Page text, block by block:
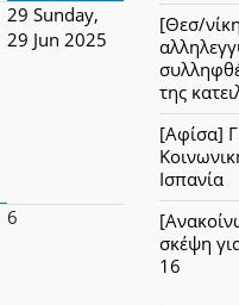
29 Sunday,
29 Jun 2025
6
[Θεσ/
της
[Αφίσα]
Ισπανία
σκέψη
16